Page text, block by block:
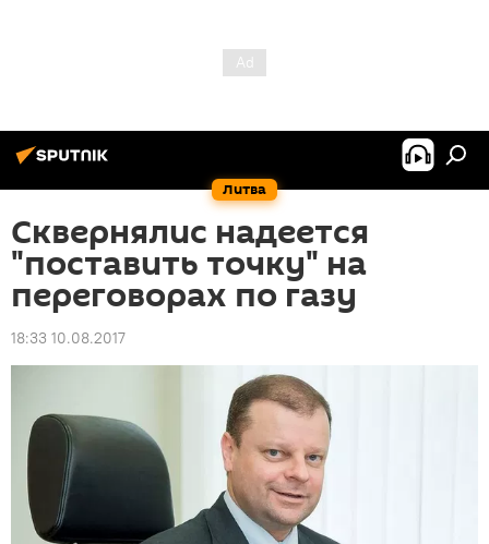
Литва
Сквернялис надеется
"поставить точку" на
переговорах по газу
18:33 10.08.2017